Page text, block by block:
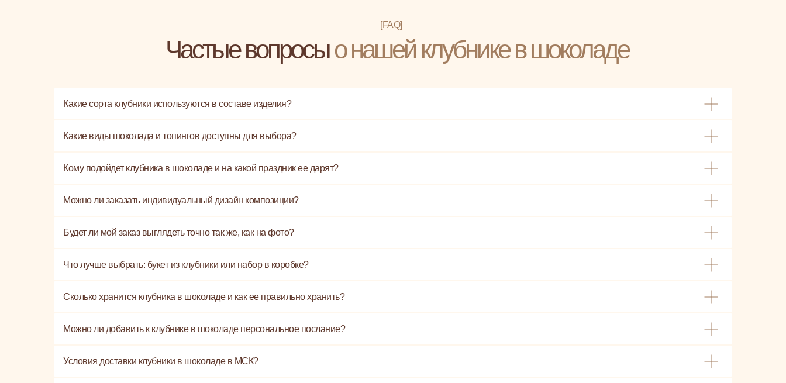
[FAQ]
Частые вопросыо нашей клубнике в шоколаде
Какие сорта клубники используются в составе изделия?
Какие виды шоколада и топингов доступны для выбора?
Кому подойдет клубника в шоколаде и на какой праздник ее дарят?
Можно ли заказать индивидуальный дизайн композиции?
Будет ли мой заказ выглядеть точно так же, как на фото?
Что лучше выбрать: букет из клубники или набор в коробке?
Сколько хранится клубника в шоколаде и как ее правильно хранить?
Можно ли добавить к клубнике в шоколаде персональное послание?
Условия доставки клубники в шоколаде в МСК?